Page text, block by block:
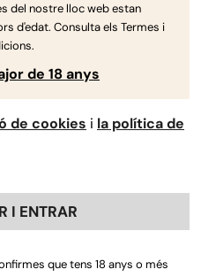
i productes
del nostre lloc web estan
d'edat. Consulta els Termes i
de 18 anys
de cookies i la política de
I ENTRAR
que tens 18 anys o més